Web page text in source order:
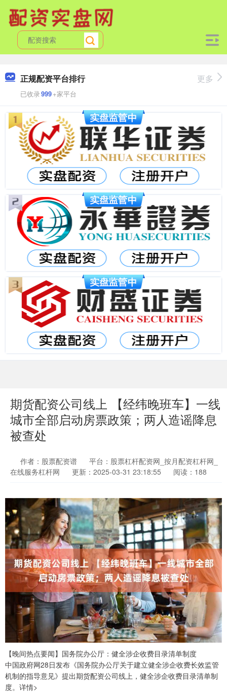
正规配资平台排行
已收录999+家平台
更多
期货配资公司线上 【经纬晚班车】一线
城市全部启动房票政策；两人造谣降息
被查处
作者：股票配资谱
平台：股票杠杆配资网_按月配资杠杆网_
在线服务杠杆网
更新：2025-03-31 23:18:55 阅读：188
【晚间热点要闻】国务院办公厅：健全涉企收费目录清单制度
中国政府网28日发布《国务院办公厅关于建立健全涉企收费长效监管
机制的指导意见》提出期货配资公司线上，健全涉企收费目录清单制
度。详情>